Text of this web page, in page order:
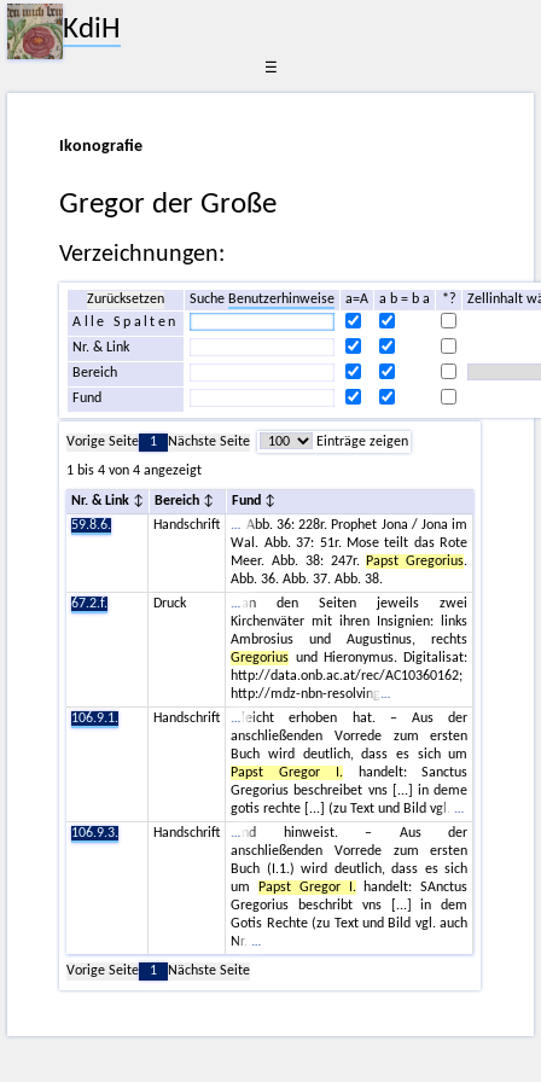
KdiH
☰
Ikonografie
Gregor der Große
Verzeichnungen:
Zurücksetzen SucheBenutzerhinweise a=A a b = b a *?
Zellinhalt
Alle Spalten
Nr. & Link
Bereich
Fund
Vorige Seite 1 Nächste Seite
Einträge zeigen
1 bis 4 von 4 angezeigt
Nr. & Link Bereich
Fund
59.8.6.
Handschrift
Abb. 36: 228r. Prophet Jona / Jona im
Wal. Abb. 37: 51r. Mose teilt das Rote
Meer. Abb. 38: 247r. Papst Gregorius.
Abb. 36. Abb. 37. Abb. 38.
67.2.f.
Druck
an den Seiten jeweils zwei
Kirchenväter mit ihren Insignien: links
Ambrosius und Augustinus, rechts
Gregorius und Hieronymus. Digitalisat:
http://data.onb.ac.at/rec/AC10360162;
http://mdz-nbn-resolving
106.9.1.
Handschrift
leicht erhoben hat. – Aus der
anschließenden Vorrede zum ersten
Buch wird deutlich, dass es sich um
Papst Gregor I.handelt: Sanctus
Gregorius beschreibet vns [...] in deme
gotis rechte [...] (zu Text und Bild vgl.
106.9.3.
Handschrift
nd hinweist. – Aus der
anschließenden Vorrede zum ersten
Buch (I.1.) wird deutlich, dass es sich
um
Papst Gregor I.handelt: SAnctus
Gregorius beschribt vns [...] in dem
Gotis Rechte (zu Text und Bild vgl. auch
Nr.
Vorige Seite
1 Nächste Seite